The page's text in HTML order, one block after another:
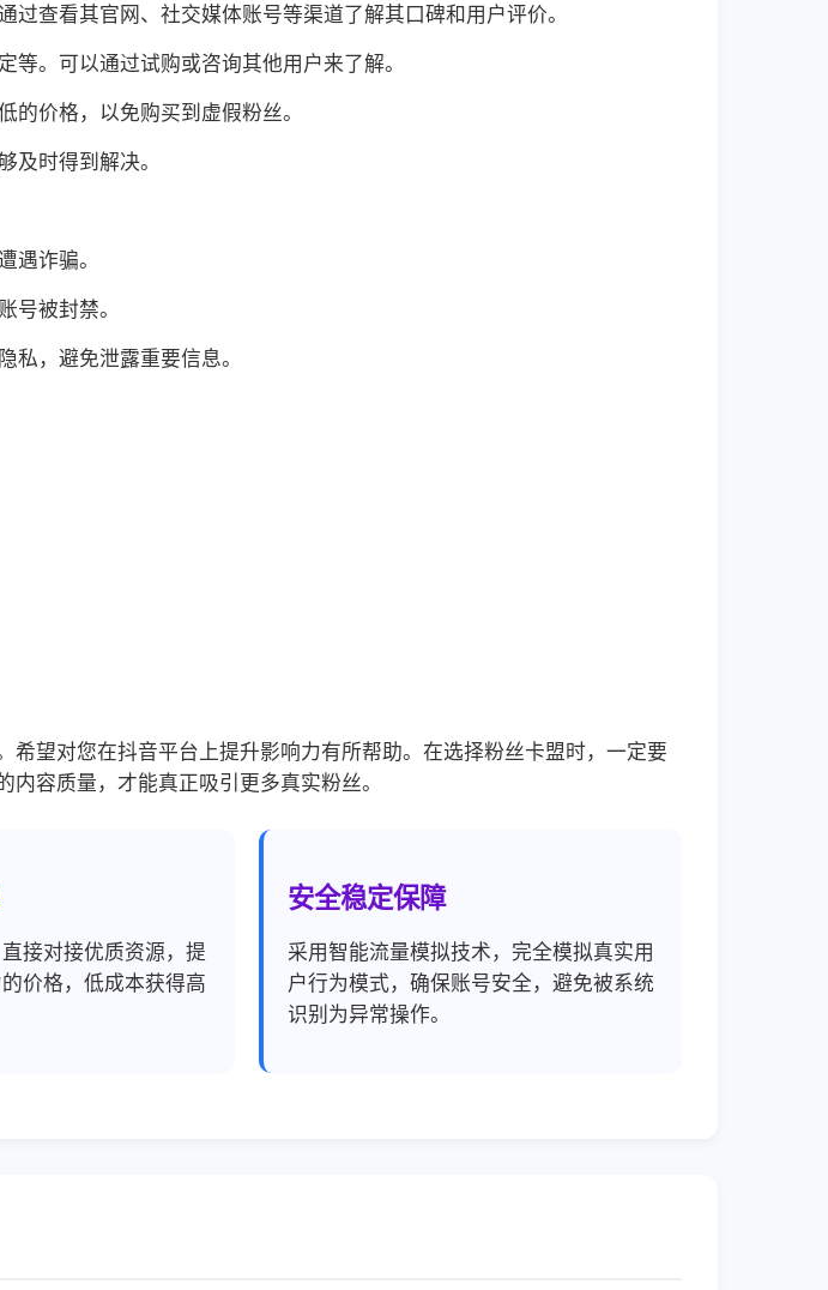
查看其官网、社交媒体账号等渠道了解其口碑和用户评价。
。可以通过试购或咨询其他用户来了解。
价格，以免购买到虚假粉丝。
及时得到解决。
遇诈骗。
号被封禁。
私，避免泄露重要信息。
望对您在抖音平台上提升影响力有所帮助。在选择粉丝卡盟时，一定要
容质量，才能真正吸引更多真实粉丝。
接对接优质资源，提
价格，低成本获得高
安全稳定保障
采用智能流量模拟技术，完全模拟真实用
户行为模式，确保账号安全，避免被系统
识别为异常操作。